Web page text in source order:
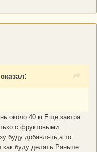
около 40 кг.Еще завтра
с фруктовыми
буду добавлять,а то
буду делать.Раньше